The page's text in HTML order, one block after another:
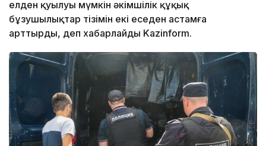
елден қуылуы мүмкін әкімшілік құқық
бұзушылықтар тізімін екі еседен астамға
арттырды, деп хабарлайды Kazinform.